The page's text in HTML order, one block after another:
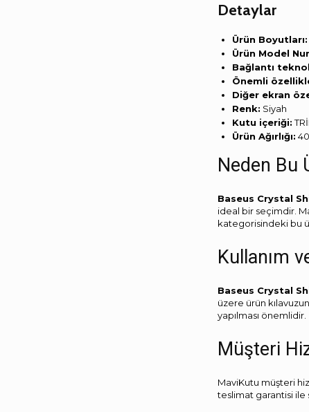
Detaylar
Ürün Boyutları:
Ürün Model
Bağlantı
Önemli
Diğer ekran
Renk: ‎Siyah
Kutu içeriği:
Ürün Ağırlığı:
Neden Bu
Baseus Crystal
ideal bir seçimdir.
kategorisindeki bu
Kullanım
Baseus Crystal
üzere ürün
yapılması önemlidir.
Müşteri
MaviKutu müşteri
teslimat garantisi ile